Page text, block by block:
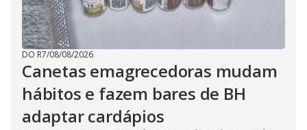
DO R7/08/08/2026
Canetas emagrecedoras mudam
hábitos e fazem bares de BH
adaptar cardápios